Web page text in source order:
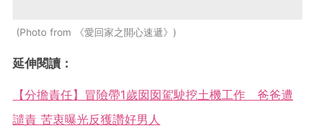
Photo from 《愛回家之開心速遞》
延伸閱讀：
【分擔責任】冒險帶1歲囡囡駕駛挖土機工作 爸爸遭
譴責 苦衷曝光反獲讚好男人